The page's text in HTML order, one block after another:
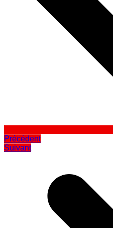
Précédent
Suivant